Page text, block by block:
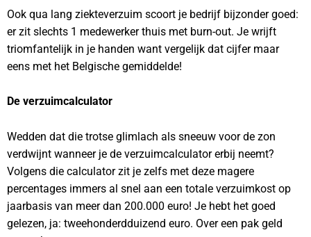
Ook qua lang ziekteverzuim scoort je bedrijf bijzonder goed:
er zit slechts 1 medewerker thuis met burn-out. Je wrijft
triomfantelijk in je handen want vergelijk dat cijfer maar
eens met het Belgische gemiddelde!
De verzuimcalculator
Wedden dat die trotse glimlach als sneeuw voor de zon
verdwijnt wanneer je de verzuimcalculator erbij neemt?
Volgens die calculator zit je zelfs met deze magere
percentages immers al snel aan een totale verzuimkost op
jaarbasis van meer dan 200.000 euro! Je hebt het goed
gelezen, ja: tweehonderdduizend euro. Over een pak geld